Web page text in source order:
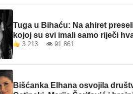
Tuga u Bihaću: Na ahiret
kojoj su svi imali samo riječi
3.213 👁 91.861
Bišćanka Elhana osvojila